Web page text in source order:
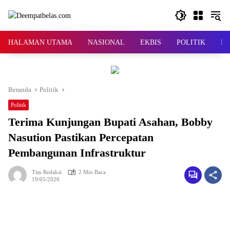
HALAMAN UTAMA NASIONAL EKBIS POLITIK
Beranda Politik
Politik
Terima Kunjungan Bupati Asahan, Bobby
Nasution Pastikan Percepatan
Pembangunan Infrastruktur
Tim Redaksi
2 Min Baca
19/05/2026